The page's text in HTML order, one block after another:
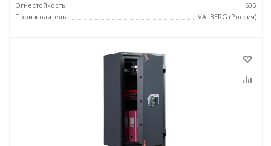
Огнестойкость
60Б
Производитель
VALBERG (Россия)